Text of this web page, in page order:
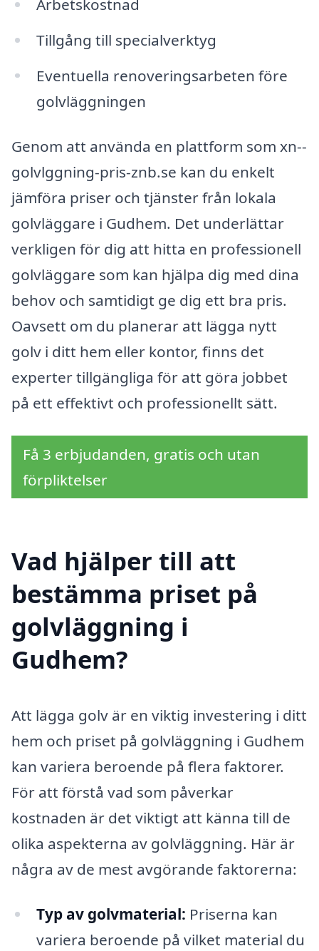
Arbetskostnad
Tillgång till specialverktyg
Eventuella renoveringsarbeten före
golvläggningen
Genom att använda en plattform som xn--
golvlggning-pris-znb.se kan du enkelt
jämföra priser och tjänster från lokala
golvläggare i Gudhem. Det underlättar
verkligen för dig att hitta en professionell
golvläggare som kan hjälpa dig med dina
behov och samtidigt ge dig ett bra pris.
Oavsett om du planerar att lägga nytt
golv i ditt hem eller kontor, finns det
experter tillgängliga för att göra jobbet
på ett effektivt och professionellt sätt.
Få 3 erbjudanden, gratis och utan
förpliktelser
Vad hjälper till att
bestämma priset på
golvläggning i
Gudhem?
Att lägga golv är en viktig investering i ditt
hem och priset på golvläggning i Gudhem
kan variera beroende på flera faktorer.
För att förstå vad som påverkar
kostnaden är det viktigt att känna till de
olika aspekterna av golvläggning. Här är
några av de mest avgörande faktorerna:
Typ av golvmaterial: Priserna kan
variera beroende på vilket material du